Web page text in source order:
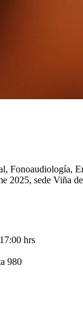
Fonoaudiología,
2025, sede Viña
hrs
980